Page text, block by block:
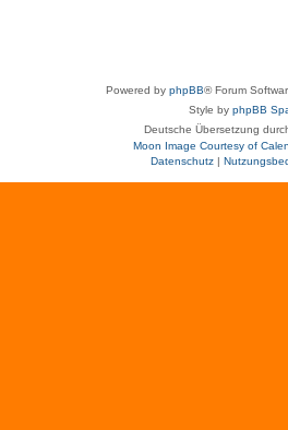
Powered by phpBB® Forum
Style by phpBB
Deutsche Übersetzung
Moon Image Courtesy of
Datenschutz|